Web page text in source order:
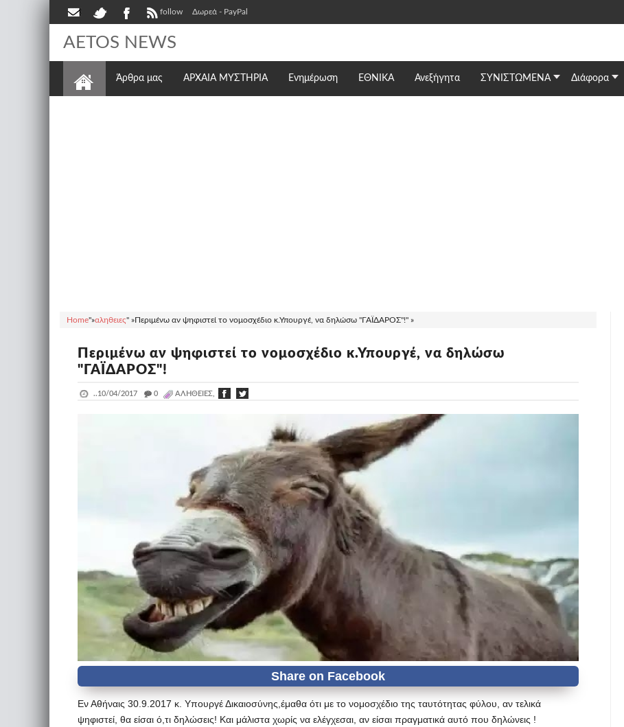
follow Δωρεά - PayPal
AETOS NEWS
Άρθρα μας ΑΡΧΑΙΑ ΜΥΣΤΗΡΙΑ Ενημέρωση ΕΘΝΙΚΆ Ανεξήγητα ΣΥΝΙΣΤΩΜΕΝΑ Διάφορα
Home"»αληθειες" »Περιμένω αν ψηφιστεί το νομοσχέδιο κ.Υπουργέ, να δηλώσω "ΓΑΪΔΑΡΟΣ"!" »
Περιμένω αν ψηφιστεί το νομοσχέδιο κ.Υπουργέ, να δηλώσω
"ΓΑΪΔΑΡΟΣ"!
..10/04/2017 _ 0 ΑΛΗΘΕΙΕΣ,
Εν Αθήναις 30.9.2017 κ. Υπουργέ Δικαιοσύνης,έμαθα ότι με το νομοσχέδιο της ταυτότητας φύλου, αν τελικά
ψηφιστεί, θα είσαι ό,τι δηλώσεις! Και μάλιστα χωρίς να ελέγχεσαι, αν είσαι πραγματικά αυτό που δηλώνεις !